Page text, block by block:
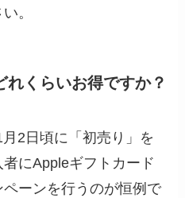
。
くらいお得ですか？
2日頃に「初売り」を
にAppleギフトカード
ーンを行うのが恒例で